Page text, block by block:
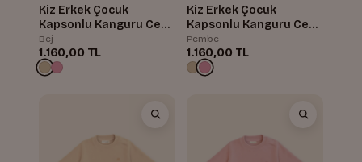
Kiz Erkek Çocuk
Kapsonlu Kanguru Cepli
Polar Ceket
Bej
1.160,00 TL
Kiz Erkek Çocuk
Kapsonlu Kanguru Cepli
Polar Ceket
Pembe
1.160,00 TL